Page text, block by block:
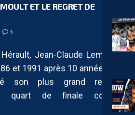
ET LE REGRET DE
6
Jean-Claude Lemoult,
et 1991 après 10 années au
son plus grand regret,
quart de finale contre